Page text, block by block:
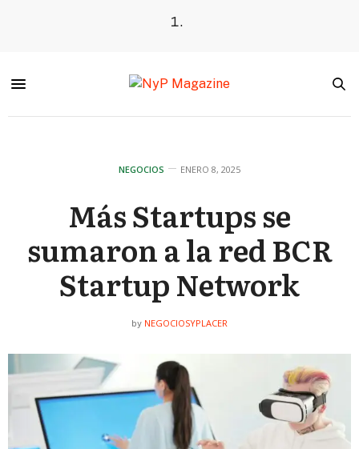
NEGOCIOS ENERO 8, 2025
Más Startups se
sumaron a la red BCR
Startup Network
by NEGOCIOSYPLACER